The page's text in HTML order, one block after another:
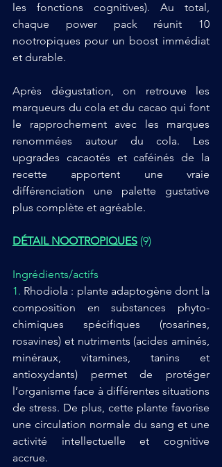
les fonctions cognitives). Au total,
chaque power pack réunit 10
nootropiques pour un boost immédiat
et durable.
Après dégustation, on retrouve les
marqueurs du cola et du cacao qui font
le rapprochement avec les marques
renommées autour du cola. Les
upgrades cacaotés et caféinés de la
recette apportent une vraie
différenciation une palette gustative
plus complète et agréable.
DÉTAIL NOOTROPIQUES (9)
Ingrédients/actifs
1. Rhodiola : plante adaptogène dont la
composition en substances phyto-
chimiques spécifiques (rosarines,
rosavines) et nutriments (acides aminés,
minéraux, vitamines, tanins et
antioxydants) permet de protéger
l’organisme face à différentes situations
de stress. De plus, cette plante favorise
une circulation normale du sang et une
activité intellectuelle et cognitive
accrue.